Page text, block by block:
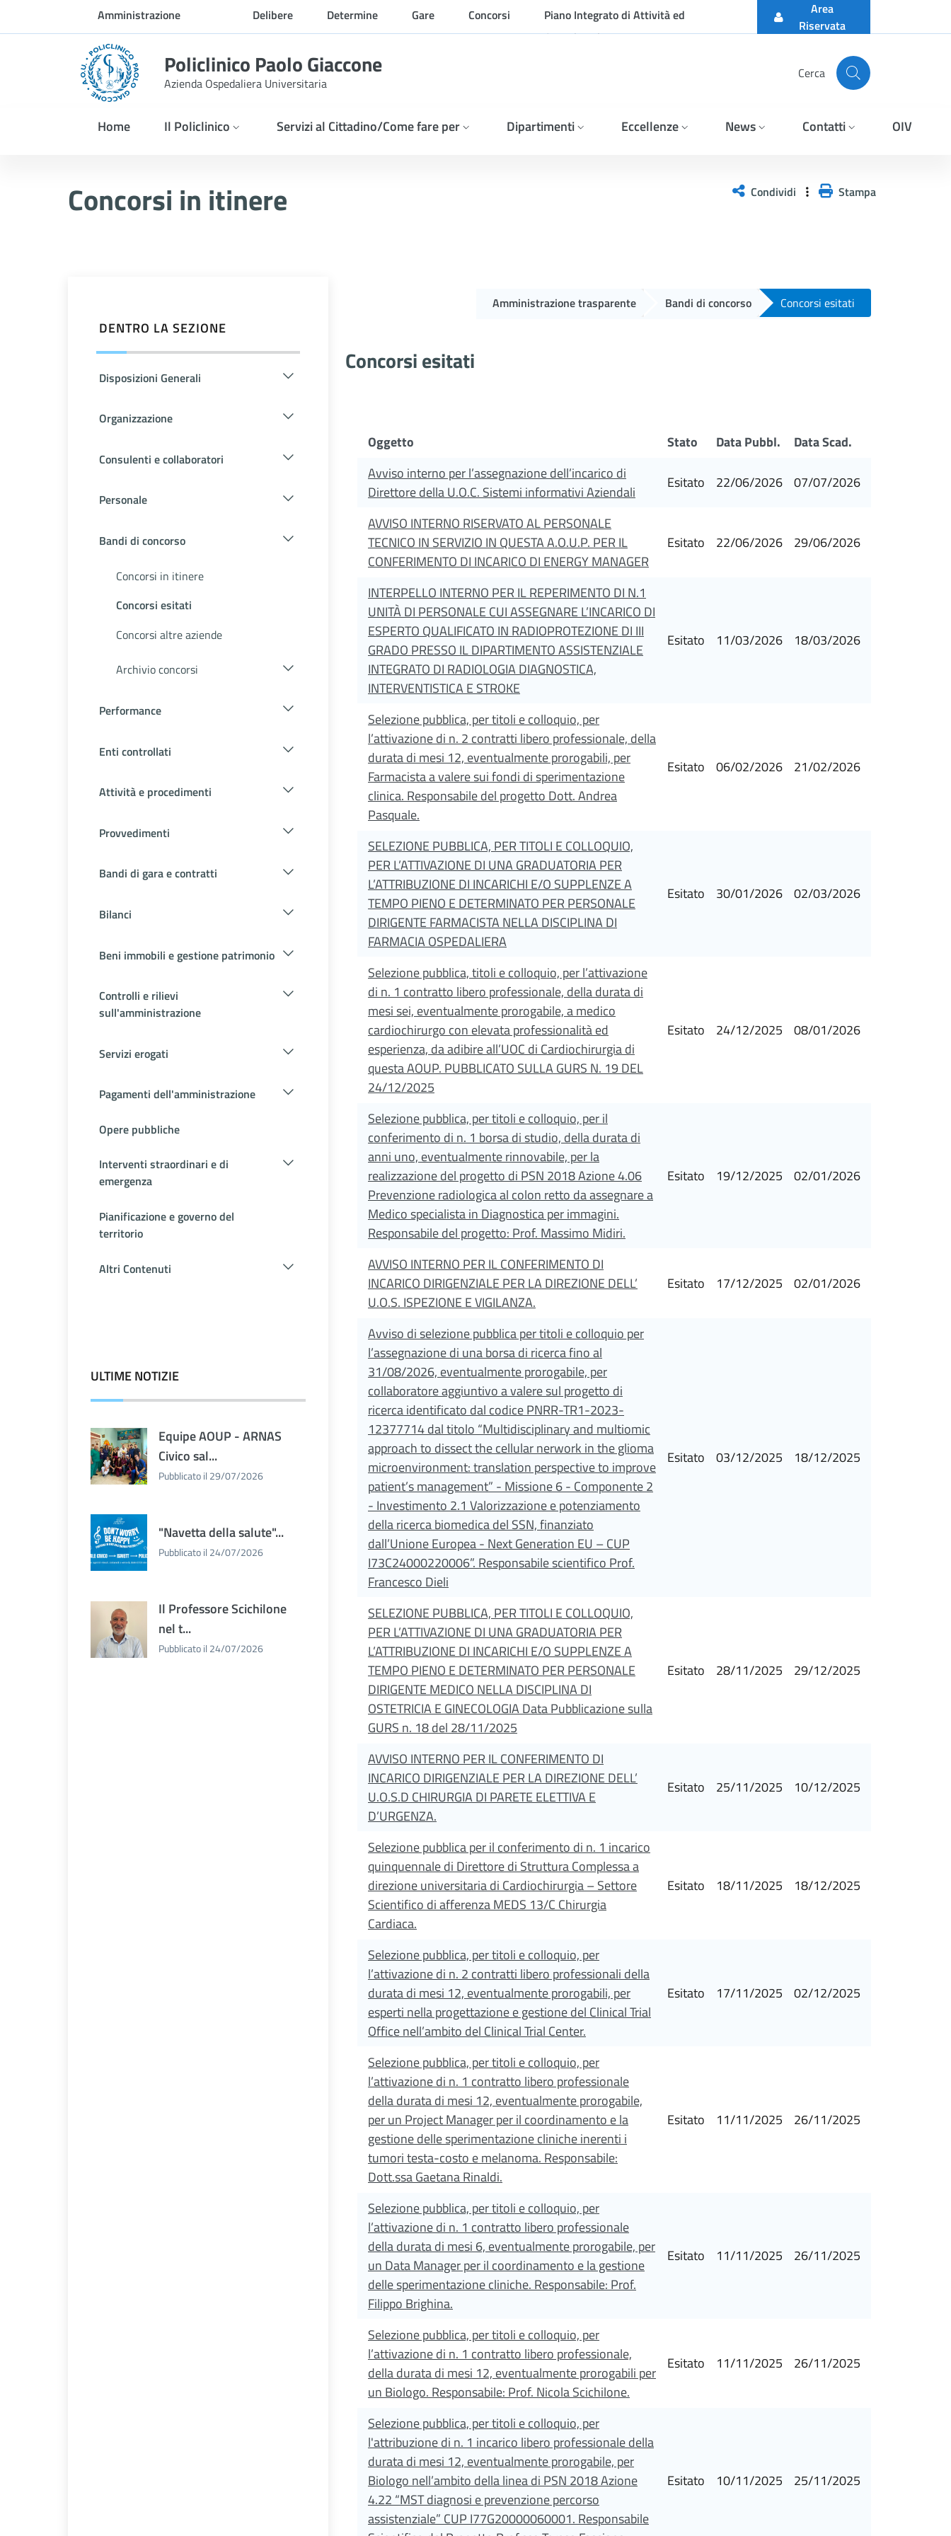
Skip to Main ContentAmministrazione
trasparente
Delibere Determine Gare Concorsi
Piano Integrato di Attività ed
Organizzazione
Area
Riservata
Policlinico Paolo Giaccone
Azienda Ospedaliera Universitaria
Cerca
Home Il Policlinico Servizi al Cittadino/Come fare per Dipartimenti Eccellenze News Contatti OIV
Concorsi in itinere Condividi Stampa
DENTRO LA SEZIONE
Disposizioni Generali
Organizzazione
Consulenti e collaboratori
Personale
Bandi di concorso
Concorsi in itinere
Concorsi esitati
Concorsi altre aziende
Archivio concorsi
Performance
Enti controllati
Attività e procedimenti
Provvedimenti
Bandi di gara e contratti
Bilanci
Beni immobili e gestione patrimonio
Controlli e rilievi
sull'amministrazione
Servizi erogati
Pagamenti dell'amministrazione
Opere pubbliche
Interventi straordinari e di
emergenza
Pianificazione e governo del
territorio
Altri Contenuti
ULTIME NOTIZIE
Equipe AOUP - ARNAS
Civico sal...
Pubblicato il 29/07/2026
"Navetta della salute"...
Pubblicato il 24/07/2026
Il Professore Scichilone
nel t...
Pubblicato il 24/07/2026
Amministrazione trasparente Bandi di concorso Concorsi esitati
Concorsi esitati
Oggetto Stato Data Pubbl.
Data Scad.
Avviso interno per l’assegnazione dell’incarico di
Direttore della U.O.C. Sistemi informativi Aziendali
Esitato 22/06/2026 07/07/2026
AVVISO INTERNO RISERVATO AL PERSONALE
TECNICO IN SERVIZIO IN QUESTA A.O.U.P. PER IL
CONFERIMENTO DI INCARICO DI ENERGY MANAGER
Esitato 22/06/2026 29/06/2026
INTERPELLO INTERNO PER IL REPERIMENTO DI N.1
UNITÀ DI PERSONALE CUI ASSEGNARE L’INCARICO DI
ESPERTO QUALIFICATO IN RADIOPROTEZIONE DI III
GRADO PRESSO IL DIPARTIMENTO ASSISTENZIALE
INTEGRATO DI RADIOLOGIA DIAGNOSTICA,
INTERVENTISTICA E STROKE
Esitato 11/03/2026 18/03/2026
Selezione pubblica, per titoli e colloquio, per
l’attivazione di n. 2 contratti libero professionale, della
durata di mesi 12, eventualmente prorogabili, per
Farmacista a valere sui fondi di sperimentazione
clinica. Responsabile del progetto Dott. Andrea
Pasquale.
Esitato 06/02/2026 21/02/2026
SELEZIONE PUBBLICA, PER TITOLI E COLLOQUIO,
PER L’ATTIVAZIONE DI UNA GRADUATORIA PER
L’ATTRIBUZIONE DI INCARICHI E/O SUPPLENZE A
TEMPO PIENO E DETERMINATO PER PERSONALE
DIRIGENTE FARMACISTA NELLA DISCIPLINA DI
FARMACIA OSPEDALIERA
Esitato 30/01/2026 02/03/2026
Selezione pubblica, titoli e colloquio, per l’attivazione
di n. 1 contratto libero professionale, della durata di
mesi sei, eventualmente prorogabile, a medico
cardiochirurgo con elevata professionalità ed
esperienza, da adibire all’UOC di Cardiochirurgia di
questa AOUP. PUBBLICATO SULLA GURS N. 19 DEL
24/12/2025
Esitato 24/12/2025 08/01/2026
Selezione pubblica, per titoli e colloquio, per il
conferimento di n. 1 borsa di studio, della durata di
anni uno, eventualmente rinnovabile, per la
realizzazione del progetto di PSN 2018 Azione 4.06
Prevenzione radiologica al colon retto da assegnare a
Medico specialista in Diagnostica per immagini.
Responsabile del progetto: Prof. Massimo Midiri.
Esitato 19/12/2025 02/01/2026
AVVISO INTERNO PER IL CONFERIMENTO DI
INCARICO DIRIGENZIALE PER LA DIREZIONE DELL’
U.O.S. ISPEZIONE E VIGILANZA.
Esitato 17/12/2025 02/01/2026
Avviso di selezione pubblica per titoli e colloquio per
l’assegnazione di una borsa di ricerca fino al
31/08/2026, eventualmente prorogabile, per
collaboratore aggiuntivo a valere sul progetto di
ricerca identificato dal codice PNRR-TR1-2023-
12377714 dal titolo “Multidisciplinary and multiomic
approach to dissect the cellular nerwork in the glioma
microenvironment: translation perspective to improve
patient’s management” - Missione 6 - Componente 2
- Investimento 2.1 Valorizzazione e potenziamento
della ricerca biomedica del SSN, finanziato
dall’Unione Europea - Next Generation EU – CUP
I73C24000220006”. Responsabile scientifico Prof.
Francesco Dieli
Esitato 03/12/2025 18/12/2025
SELEZIONE PUBBLICA, PER TITOLI E COLLOQUIO,
PER L’ATTIVAZIONE DI UNA GRADUATORIA PER
L’ATTRIBUZIONE DI INCARICHI E/O SUPPLENZE A
TEMPO PIENO E DETERMINATO PER PERSONALE
DIRIGENTE MEDICO NELLA DISCIPLINA DI
OSTETRICIA E GINECOLOGIA Data Pubblicazione sulla
GURS n. 18 del 28/11/2025
Esitato 28/11/2025 29/12/2025
AVVISO INTERNO PER IL CONFERIMENTO DI
INCARICO DIRIGENZIALE PER LA DIREZIONE DELL’
U.O.S.D CHIRURGIA DI PARETE ELETTIVA E
D’URGENZA.
Esitato 25/11/2025 10/12/2025
Selezione pubblica per il conferimento di n. 1 incarico
quinquennale di Direttore di Struttura Complessa a
direzione universitaria di Cardiochirurgia – Settore
Scientifico di afferenza MEDS 13/C Chirurgia
Cardiaca.
Esitato 18/11/2025 18/12/2025
Selezione pubblica, per titoli e colloquio, per
l’attivazione di n. 2 contratti libero professionali della
durata di mesi 12, eventualmente prorogabili, per
esperti nella progettazione e gestione del Clinical Trial
Office nell’ambito del Clinical Trial Center.
Esitato 17/11/2025 02/12/2025
Selezione pubblica, per titoli e colloquio, per
l’attivazione di n. 1 contratto libero professionale
della durata di mesi 12, eventualmente prorogabile,
per un Project Manager per il coordinamento e la
gestione delle sperimentazione cliniche inerenti i
tumori testa-costo e melanoma. Responsabile:
Dott.ssa Gaetana Rinaldi.
Esitato 11/11/2025 26/11/2025
Selezione pubblica, per titoli e colloquio, per
l’attivazione di n. 1 contratto libero professionale
della durata di mesi 6, eventualmente prorogabile, per
un Data Manager per il coordinamento e la gestione
delle sperimentazione cliniche. Responsabile: Prof.
Filippo Brighina.
Esitato 11/11/2025 26/11/2025
Selezione pubblica, per titoli e colloquio, per
l’attivazione di n. 1 contratto libero professionale,
della durata di mesi 12, eventualmente prorogabili per
un Biologo. Responsabile: Prof. Nicola Scichilone.
Esitato 11/11/2025 26/11/2025
Selezione pubblica, per titoli e colloquio, per
l'attribuzione di n. 1 incarico libero professionale della
durata di mesi 12, eventualmente prorogabile, per
Biologo nell’ambito della linea di PSN 2018 Azione
4.22 “MST diagnosi e prevenzione percorso
assistenziale” CUP I77G20000060001. Responsabile
Esitato 10/11/2025 25/11/2025